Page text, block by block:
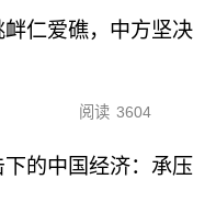
仁爱礁，中方坚决
阅读 3604
的中国经济：承压